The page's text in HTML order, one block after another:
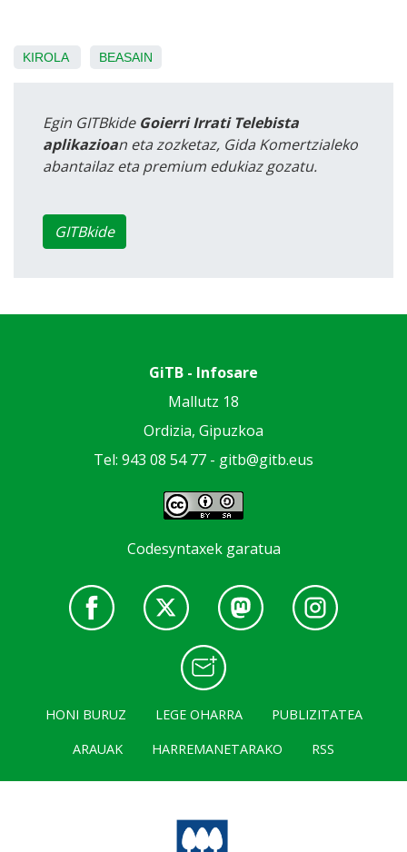
KIROLA BEASAIN
Egin GITBkide Goierri Irrati Telebista
aplikazioan eta zozketaz, Gida Komertzialeko
abantailaz eta premium edukiaz gozatu.
GITBkide
GiTB - Infosare
Mallutz 18
Ordizia, Gipuzkoa
Tel: 943 08 54 77 - gitb@gitb.eus
Codesyntaxek garatua
HONI BURUZ LEGE OHARRA
PUBLIZITATEA
ARAUAK
HARREMANETARAKO RSS